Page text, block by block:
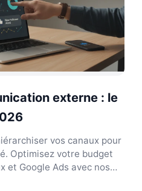
externe : le
vos canaux pour
Optimisez votre budget
et Google Ads avec nos